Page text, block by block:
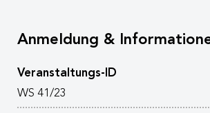
Anmeldung &
Veranstaltungs-ID
WS 41/23